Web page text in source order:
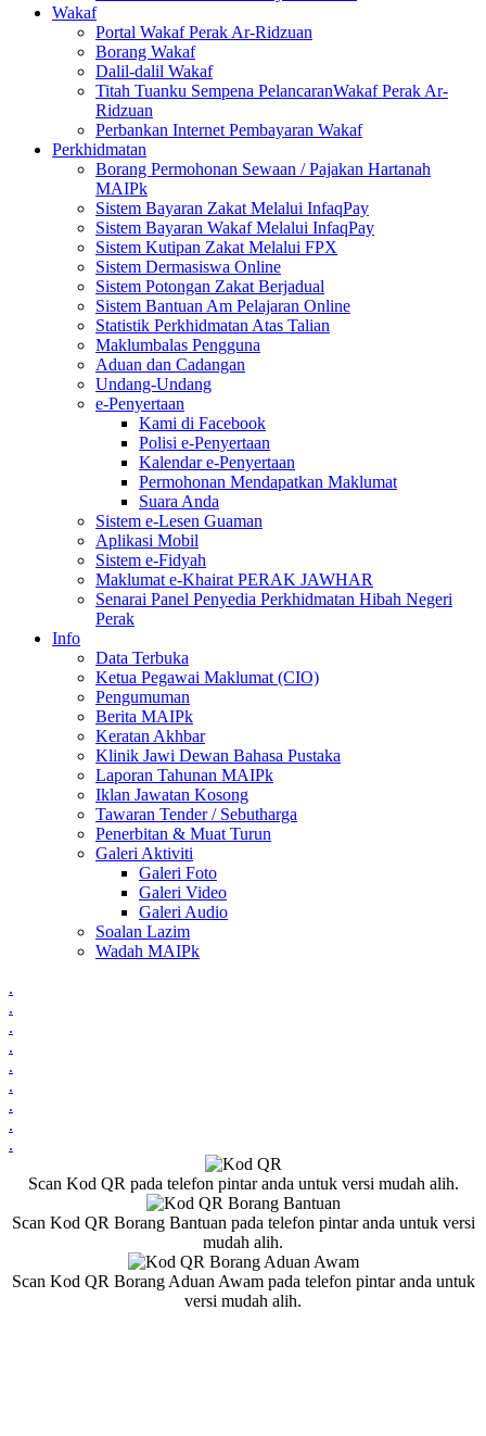
Wakaf
Portal Wakaf Perak Ar-Ridzuan
Borang Wakaf
Dalil-dalil Wakaf
Titah Tuanku Sempena PelancaranWakaf Perak Ar-
Ridzuan
Perbankan Internet Pembayaran Wakaf
Perkhidmatan
Borang Permohonan Sewaan / Pajakan Hartanah
MAIPk
Sistem Bayaran Zakat Melalui InfaqPay
Sistem Bayaran Wakaf Melalui InfaqPay
Sistem Kutipan Zakat Melalui FPX
Sistem Dermasiswa Online
Sistem Potongan Zakat Berjadual
Sistem Bantuan Am Pelajaran Online
Statistik Perkhidmatan Atas Talian
Maklumbalas Pengguna
Aduan dan Cadangan
Undang-Undang
e-Penyertaan
Kami di Facebook
Polisi e-Penyertaan
Kalendar e-Penyertaan
Permohonan Mendapatkan Maklumat
Suara Anda
Sistem e-Lesen Guaman
Aplikasi Mobil
Sistem e-Fidyah
Maklumat e-Khairat PERAK JAWHAR
Senarai Panel Penyedia Perkhidmatan Hibah Negeri
Perak
Info
Data Terbuka
Ketua Pegawai Maklumat (CIO)
Pengumuman
Berita MAIPk
Keratan Akhbar
Klinik Jawi Dewan Bahasa Pustaka
Laporan Tahunan MAIPk
Iklan Jawatan Kosong
Tawaran Tender / Sebutharga
Penerbitan & Muat Turun
Galeri Aktiviti
Galeri Foto
Galeri Video
Galeri Audio
Soalan Lazim
Wadah MAIPk
.
.
.
.
.
.
.
.
.
Scan Kod QR pada telefon pintar anda untuk versi mudah alih.
Scan Kod QR Borang Bantuan pada telefon pintar anda untuk versi
mudah alih.
Scan Kod QR Borang Aduan Awam pada telefon pintar anda untuk
versi mudah alih.